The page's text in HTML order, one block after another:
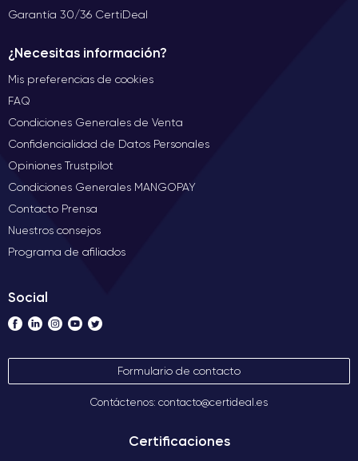
Garantía 30/36 CertiDeal
¿Necesitas información?
Mis preferencias de cookies
FAQ
Condiciones Generales de Venta
Confidencialidad de Datos Personales
Opiniones Trustpilot
Condiciones Generales MANGOPAY
Contacto Prensa
Nuestros consejos
Programa de afiliados
Social
Formulario de contacto
Contáctenos: contacto@certideal.es
Certificaciones